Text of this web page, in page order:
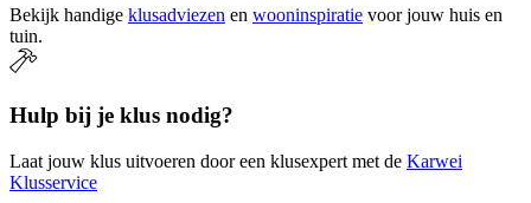
Bekijk handige klusadviezen en wooninspiratie voor jouw huis en
tuin.
Hulp bij je klus nodig?
Laat jouw klus uitvoeren door een klusexpert met de Karwei
Klusservice